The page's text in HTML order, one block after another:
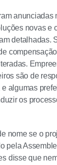
anunciadas
novas e
detalhadas.
são de
algumas
os
nome se o
pela
disse que